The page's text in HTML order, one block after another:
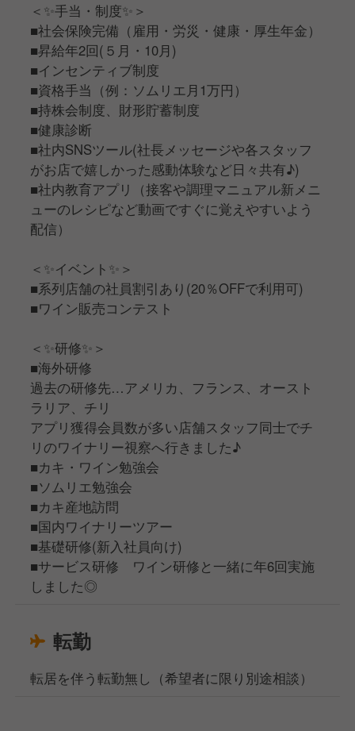
＜✨手当・制度✨＞
■社会保険完備（雇用・労災・健康・厚生年金）
■昇給年2回(５月・10月)
■インセンティブ制度
■資格手当（例：ソムリエ月1万円）
■持株会制度、財形貯蓄制度
■健康診断
■社内SNSツール(社長メッセージや各スタッフ
がお店で嬉しかった感動体験など日々共有♪)
■社内教育アプリ（接客や調理マニュアル新メニ
ューのレシピなど動画ですぐに覚えやすいよう
配信）
＜✨イベント✨＞
■系列店舗の社員割引あり(20％OFFで利用可)
■ワイン販売コンテスト
＜✨研修✨＞
■海外研修
過去の研修先…アメリカ、フランス、オースト
ラリア、チリ
アプリ獲得会員数が多い店舗スタッフ同士でチ
リのワイナリー視察へ行きました♪
■カキ・ワイン勉強会
■ソムリエ勉強会
■カキ産地訪問
■国内ワイナリーツアー
■基礎研修(新入社員向け)
■サービス研修 ワイン研修と一緒に年6回実施
しました◎
転勤
転居を伴う転勤無し（希望者に限り別途相談）